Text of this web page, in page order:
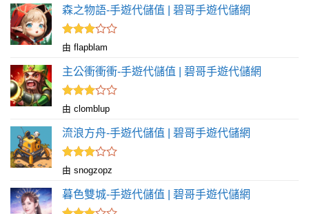
1
滿
分
5
森之物語-手遊代儲值 | 碧哥手遊代儲網
評分
滿
分 5
由 flapblam
主公衝衝衝-手遊代儲值 | 碧哥手遊代儲網
評分
分 5
由 clomblup
流浪方舟-手遊代儲值 | 碧哥手遊代儲網
評分
分 5
由 snogzopz
暮色雙城-手遊代儲值 | 碧哥手遊代儲網